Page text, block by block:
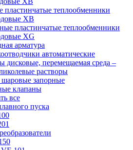
пластинчатые теплообменники
ХВ
пластинчатые теплообменники
ХG
арматура
автоматические
дисковые, перемещаемая среда –
растворы
запорные
клапаны
все
пуска